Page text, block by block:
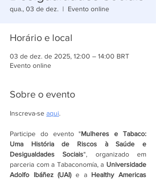
qua., 03 de dez.
  |
Evento online
Horário e local
03 de dez. de 2025, 12:00 – 14:00 BRT
Evento online
Sobre o evento
Inscreva-se aqui.
Participe do evento "Mulheres e Tabaco:
Uma História de Riscos à Saúde e
Desigualdades Sociais", organizado em
parceria com a Tabaconomía, a Universidade
Adolfo Ibáñez (UAI) e a Healthy Americas